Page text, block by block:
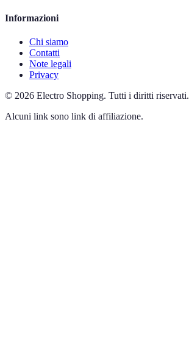
Informazioni
Chi siamo
Contatti
Note legali
Privacy
© 2026 Electro Shopping. Tutti i diritti riservati.
Alcuni link sono link di affiliazione.